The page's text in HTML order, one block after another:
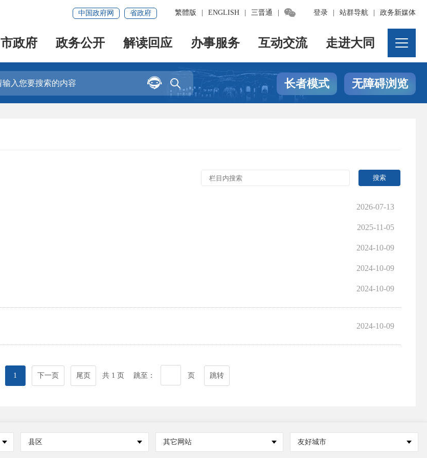
登录 站群导航 政务新媒体
繁體版 ENGLISH 三晋通 
中国政府网 省政府
市政府 政务公开 解读回应 办事服务 互动交流 走进大同

 长者模式 无障碍浏览
2026-07-13
2025-11-05
2024-10-09
2024-10-09
2024-10-09
2024-10-09
1 下一页 尾页 共 1 页 跳至： 页 跳转
县区 其它网站 友好城市